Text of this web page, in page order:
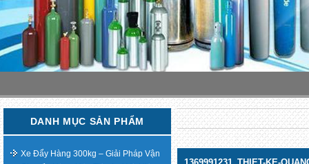
DANH MỤC SẢN PHẨM
Xe Đẩy Hàng 300kg – Giải Pháp Vận